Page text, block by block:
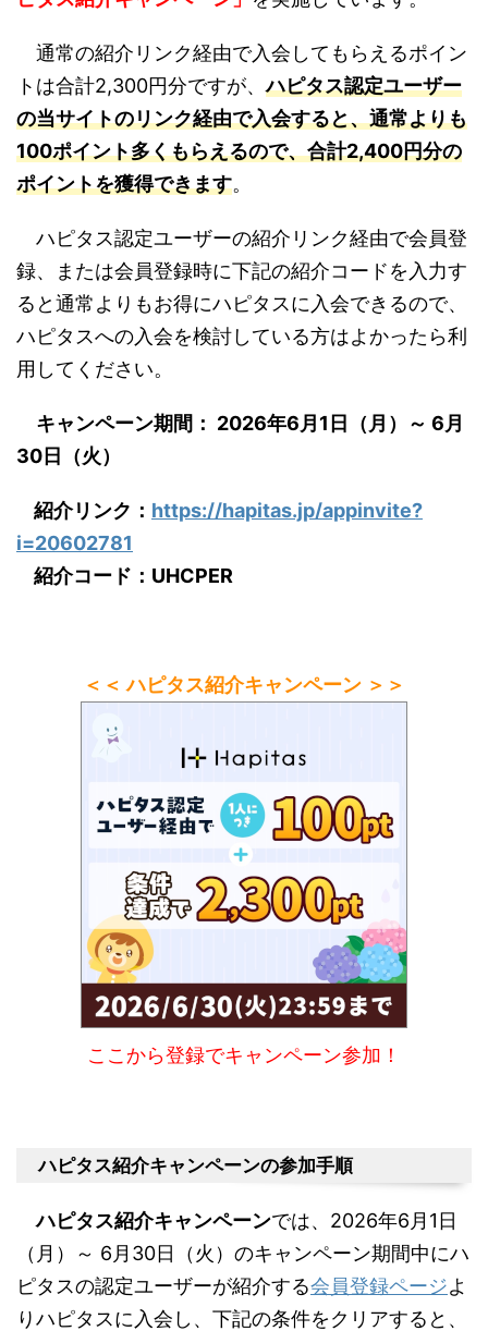
通常の紹介リンク経由で入会してもらえるポイン
トは合計2,300円分ですが、ハピタス認定ユーザー
の当サイトのリンク経由で入会すると、通常よりも
100ポイント多くもらえるので、合計2,400円分の
ポイントを獲得できます。
ハピタス認定ユーザーの紹介リンク経由で会員登
録、または会員登録時に下記の紹介コードを入力す
ると通常よりもお得にハピタスに入会できるので、
ハピタスへの入会を検討している方はよかったら利
用してください。
キャンペーン期間： 2026年6月1日（月）～ 6月
30日（火）
紹介リンク： https://hapitas.jp/appinvite?
i=20602781
紹介コード：UHCPER
＜＜ ハピタス紹介キャンペーン ＞＞
ここから登録でキャンペーン参加！
ハピタス紹介キャンペーンの参加手順
ハピタス紹介キャンペーンでは、2026年6月1日
（月）～ 6月30日（火）のキャンペーン期間中にハ
ピタスの認定ユーザーが紹介する会員登録ページよ
りハピタスに入会し、下記の条件をクリアすると、